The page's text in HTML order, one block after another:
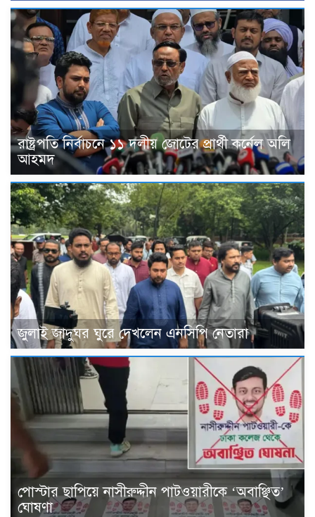
রাষ্ট্রপতি নির্বাচনে ১১ দলীয় জোটের প্রার্থী কর্নেল অলি
আহমদ
জুলাই জাদুঘর ঘুরে দেখলেন এনসিপি নেতারা
পোস্টার ছাপিয়ে নাসীরুদ্দীন পাটওয়ারীকে ‘অবাঞ্ছিত’
ঘোষণা